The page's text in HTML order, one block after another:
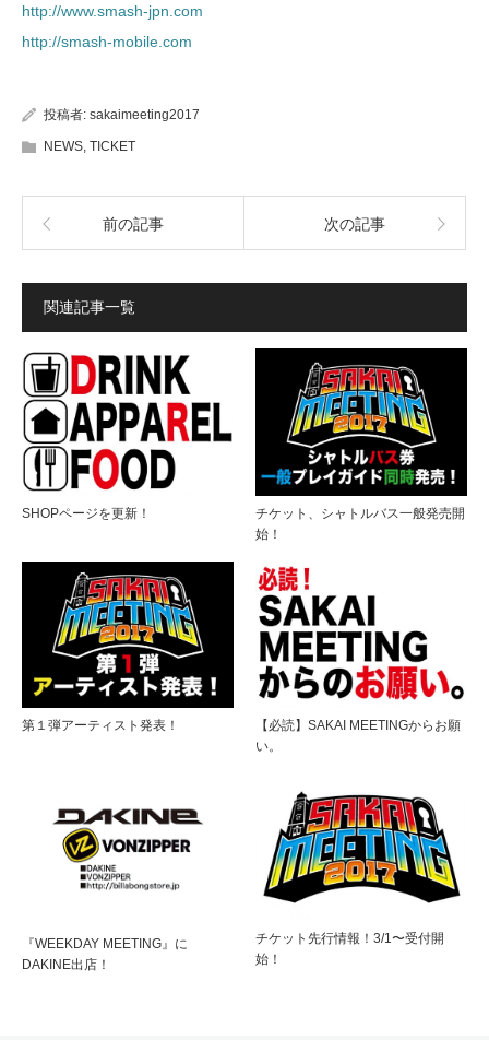
http://www.smash-jpn.com
http://smash-mobile.com
投稿者: sakaimeeting2017
NEWS, TICKET
前の記事 次の記事
関連記事一覧
SHOPページを更新！
チケット、シャトルバス一般発売開
始！
第１弾アーティスト発表！
【必読】SAKAI MEETINGからお願
い。
『WEEKDAY MEETING』に
DAKINE出店！
チケット先行情報！3/1〜受付開
始！